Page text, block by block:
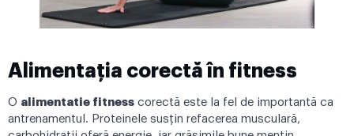
Alimentația corectă în fitness
O alimentatie fitness corectă este la fel de importantă ca
antrenamentul. Proteinele susțin refacerea musculară,